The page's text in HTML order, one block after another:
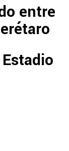
entre